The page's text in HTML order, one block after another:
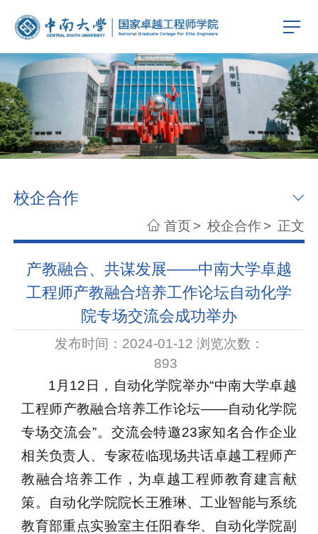
校企合作
首页 > 校企合作 > 正文
产教融合、共谋发展——中南大学卓越
工程师产教融合培养工作论坛自动化学
院专场交流会成功举办
发布时间：2024-01-12 浏览次数：
893
1月12日，自动化学院举办“中南大学卓越
工程师产教融合培养工作论坛——自动化学院
专场交流会”。交流会特邀23家知名合作企业
相关负责人、专家莅临现场共话卓越工程师产
教融合培养工作，为卓越工程师教育建言献
策。自动化学院院长王雅琳、工业智能与系统
教育部重点实验室主任阳春华、自动化学院副